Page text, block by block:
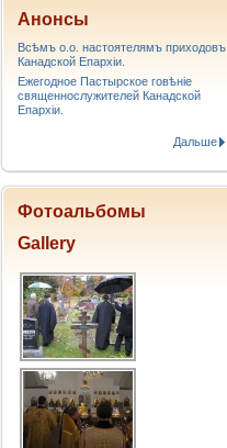
Анонсы
Всѣмъ о.о. настоятелямъ приходовъ
Канадской Епархiи.
Ежегодное Пастырское говѣніе
священнослужителей Канадской
Епархіи.
Дальше
Фотоальбомы
Gallery